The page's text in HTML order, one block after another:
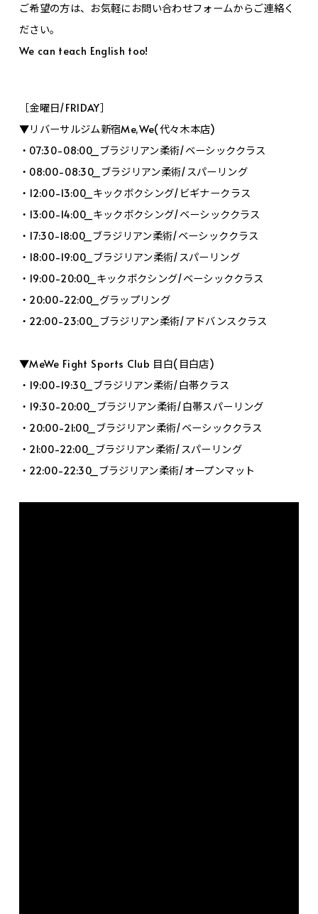
ご希望の方は、お気軽にお問い合わせフォームからご連絡く
ださい。
We can teach English too!
［金曜日/FRIDAY］
▼リバーサルジム新宿Me,We(代々木本店)
・07:30-08:00_ブラジリアン柔術/ベーシッククラス
・08:00-08:30_ブラジリアン柔術/スパーリング
・12:00-13:00_キックボクシング/ビギナークラス
・13:00-14:00_キックボクシング/ベーシッククラス
・17:30-18:00_ブラジリアン柔術/ベーシッククラス
・18:00-19:00_ブラジリアン柔術/スパーリング
・19:00-20:00_キックボクシング/ベーシッククラス
・20:00-22:00_グラップリング
・22:00-23:00_ブラジリアン柔術/アドバンスクラス
▼MeWe Fight Sports Club 目白(目白店)
・19:00-19:30_ブラジリアン柔術/白帯クラス
・19:30-20:00_ブラジリアン柔術/白帯スパーリング
・20:00-21:00_ブラジリアン柔術/ベーシッククラス
・21:00-22:00_ブラジリアン柔術/スパーリング
・22:00-22:30_ブラジリアン柔術/オープンマット